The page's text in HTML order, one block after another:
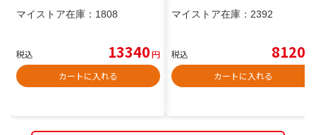
マイストア在庫： 1808
税込 13340円
カートに入れる
マイストア在庫： 2392
税込 8120
カートに入れる